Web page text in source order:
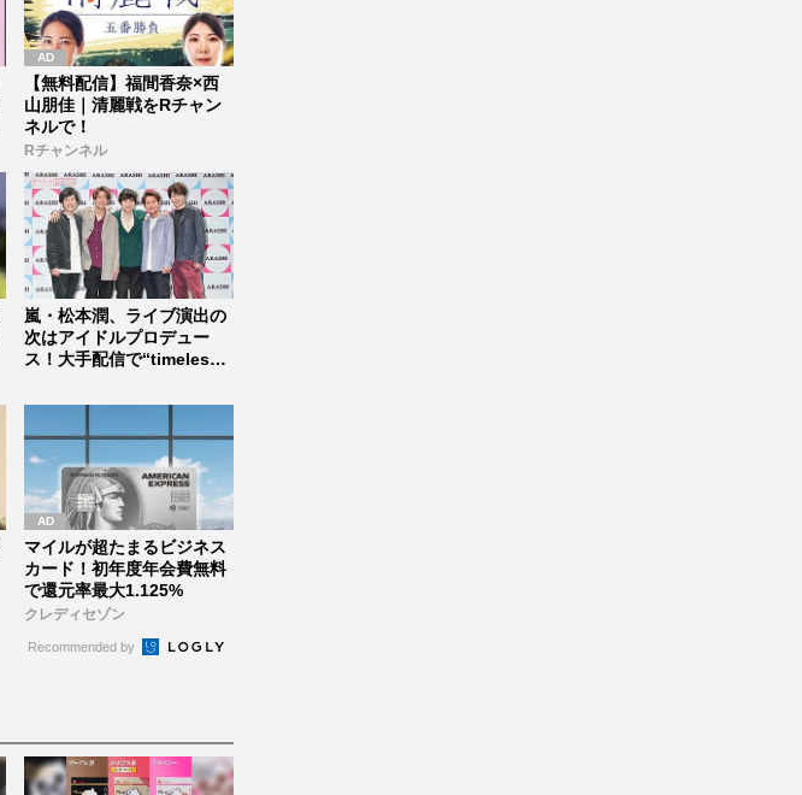
【無料配信】福間香奈×西
山朋佳｜清麗戦をRチャン
ネルで！
Rチャンネル
嵐・松本潤、ライブ演出の
次はアイドルプロデュー
ス！大手配信で“timelesz
マイルが超たまるビジネス
カード！初年度年会費無料
で還元率最大1.125%
クレディセゾン
Recommended by